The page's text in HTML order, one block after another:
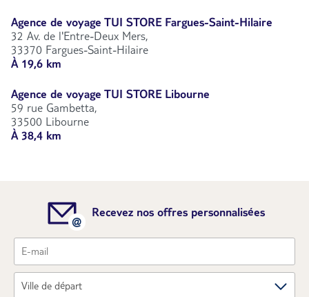
Agence de voyage TUI STORE Fargues-Saint-Hilaire
32 Av. de l'Entre-Deux Mers,
33370 Fargues-Saint-Hilaire
À 19,6 km
Agence de voyage TUI STORE Libourne
59 rue Gambetta,
33500 Libourne
À 38,4 km
Recevez nos offres personnalisées